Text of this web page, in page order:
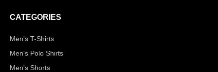
CATEGORIES
Men's T-Shirts
Men's Polo Shirts
Men's Shorts